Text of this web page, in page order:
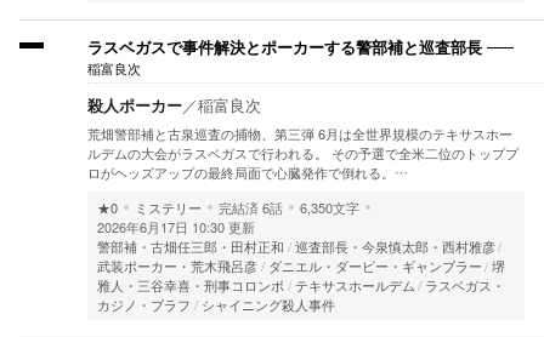
ラスベガスで事件解決とポーカーする警部補と巡査部長
稲富良次
殺人ポーカー／稲富良次
荒畑警部補と古泉巡査の捕物、第三弾 6月は全世界規模のテキサスホー
ルデムの大会がラスベガスで行われる。 その予選で全米二位のトッププ
ロがヘッズアップの最終局面で心臓発作で倒れる。…
★0
ミステリー 完結済6話
6,350文字
2026年6月17日 10:30 更新
警部補・古畑任三郎・田村正和
巡査部長・今泉慎太郎・西村雅彦
武装ポーカー・荒木飛呂彦
ダニエル・ダービー・ギャンブラー 堺
雅人・三谷幸喜・刑事コロンボ テキサスホールデム
ラスベガス・
カジノ・ブラフ
シャイニング殺人事件